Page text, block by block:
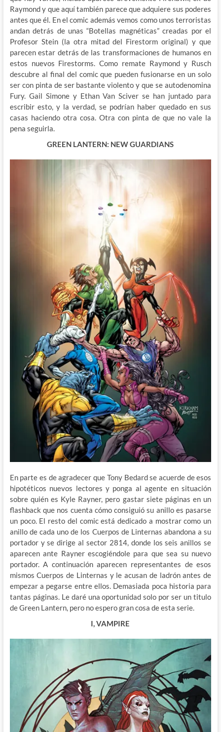
Raymond y que aquí también parece que adquiere sus poderes
antes que él. En el comic además vemos como unos terroristas
andan detrás de unas “Botellas magnéticas” creadas por el
Profesor Stein (la otra mitad del Firestorm original) y que
parecen estar detrás de las transformaciones de humanos en
estos nuevos Firestorms. Como remate Raymond y Rusch
descubre al final del comic que pueden fusionarse en un solo
ser con pinta de ser bastante violento y que se autodenomina
Fury. Gail Simone y Ethan Van Sciver se han juntado para
escribir esto, y la verdad, se podrían haber quedado en sus
casas haciendo otra cosa. Otra con pinta de que no vale la
pena seguirla.
GREEN LANTERN: NEW GUARDIANS
En parte es de agradecer que Tony Bedard se acuerde de esos
hipotéticos nuevos lectores y ponga al agente en situación
sobre quién es Kyle Rayner, pero gastar siete páginas en un
flashback que nos cuenta cómo consiguió su anillo es pasarse
un poco. El resto del comic está dedicado a mostrar como un
anillo de cada uno de los Cuerpos de Linternas abandona a su
portador y se dirige al sector 2814, donde los seis anillos se
aparecen ante Rayner escogiéndole para que sea su nuevo
portador. A continuación aparecen representantes de esos
mismos Cuerpos de Linternas y le acusan de ladrón antes de
empezar a pegarse entre ellos. Demasiada poca historia para
tantas páginas. Le daré una oportunidad solo por ser un titulo
de Green Lantern, pero no espero gran cosa de esta serie.
I, VAMPIRE